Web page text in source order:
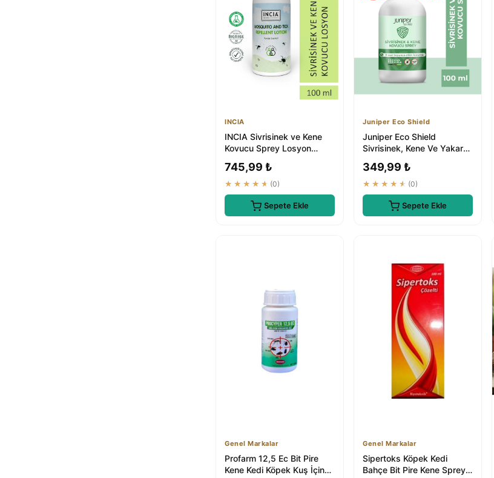
INCIA
INCIA Sivrisinek ve Kene
Kovucu Sprey Losyon
100 ml
745,99 ₺
★★★★★ (0)
Sepete Ekle
Juniper Eco Shield
Juniper Eco Shield
Sivrisinek, Kene Ve Yakarca
İçerikli ...
349,99 ₺
★★★★★ (0)
Sepete Ekle
Genel Markalar
Profarm 12,5 Ec Bit Pire
Kene Kedi Köpek Kuş İçin
Genel Markalar
Sipertoks Köpek Kedi
Bahçe Bit Pire Kene Spreyi